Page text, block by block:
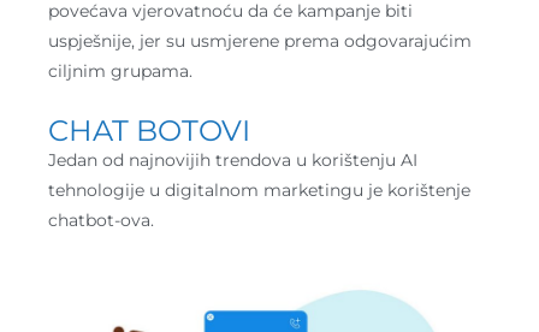
povećava vjerovatnoću da će kampanje biti
uspješnije, jer su usmjerene prema odgovarajućim
ciljnim grupama.
CHAT BOTOVI
Jedan od najnovijih trendova u korištenju AI
tehnologije u digitalnom marketingu je korištenje
chatbot-ova.